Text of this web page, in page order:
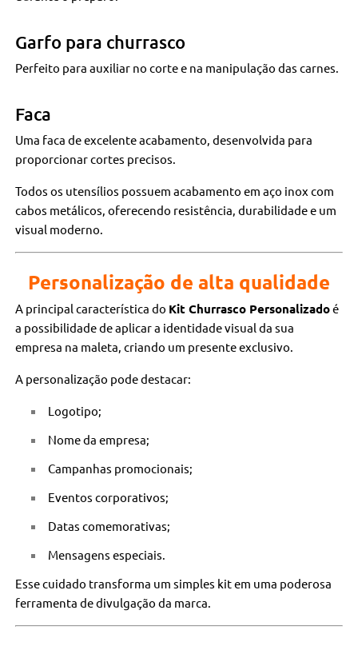
Garfo para churrasco
Perfeito para auxiliar no corte e na manipulação das carnes.
Faca
Uma faca de excelente acabamento, desenvolvida para
proporcionar cortes precisos.
Todos os utensílios possuem acabamento em aço inox com
cabos metálicos, oferecendo resistência, durabilidade e um
visual moderno.
Personalização de alta qualidade
A principal característica do Kit Churrasco Personalizadoé
a possibilidade de aplicar a identidade visual da sua
empresa na maleta, criando um presente exclusivo.
A personalização pode destacar:
Logotipo;
Nome da empresa;
Campanhas promocionais;
Eventos corporativos;
Datas comemorativas;
Mensagens especiais.
Esse cuidado transforma um simples kit em uma poderosa
ferramenta de divulgação da marca.